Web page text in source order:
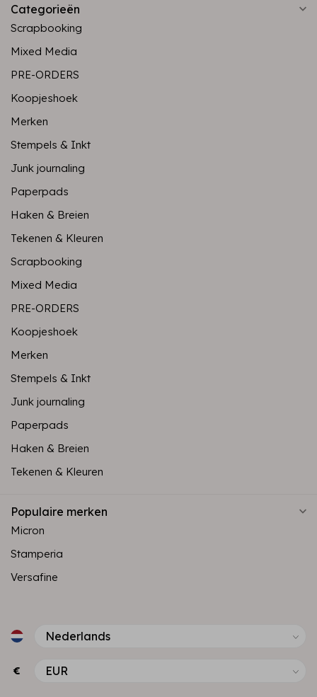
Categorieën
Scrapbooking
Mixed Media
PRE-ORDERS
Koopjeshoek
Merken
Stempels & Inkt
Junk journaling
Paperpads
Haken & Breien
Tekenen & Kleuren
Scrapbooking
Mixed Media
PRE-ORDERS
Koopjeshoek
Merken
Stempels & Inkt
Junk journaling
Paperpads
Haken & Breien
Tekenen & Kleuren
Populaire merken
Micron
Stamperia
Versafine
€